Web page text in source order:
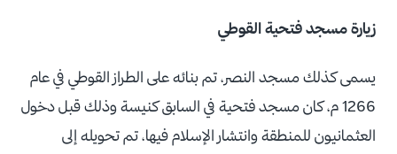
زيارة مسجد فتحية القوطي
يسمى كذلك مسجد النصر، تم بنائه على الطراز القوطي في عام
1266 م، كان مسجد فتحية في السابق كنيسة وذلك قبل دخول
العثمانيون للمنطقة وانتشار الإسلام فيها، تم تحويله إلى